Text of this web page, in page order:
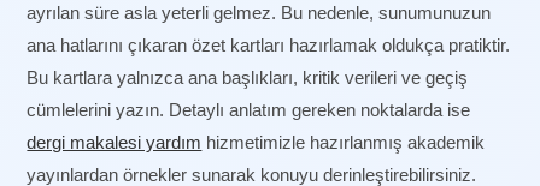
ayrılan süre asla yeterli gelmez. Bu nedenle, sunumunuzun
ana hatlarını çıkaran özet kartları hazırlamak oldukça pratiktir.
Bu kartlara yalnızca ana başlıkları, kritik verileri ve geçiş
cümlelerini yazın. Detaylı anlatım gereken noktalarda ise
dergi makalesi yardım hizmetimizle hazırlanmış akademik
yayınlardan örnekler sunarak konuyu derinleştirebilirsiniz.